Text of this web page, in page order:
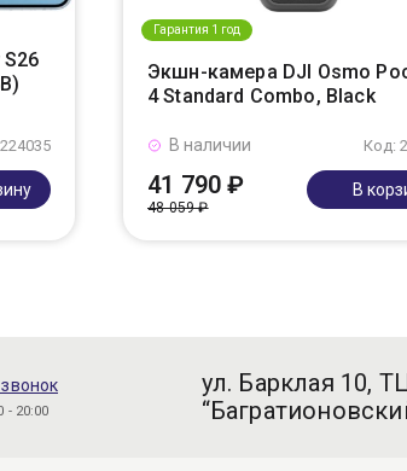
Гарантия 1 год
Экшн-камера DJI Osmo
4 Standard Combo, Black
Код:
В наличии
41 790 ₽
48 059 ₽
В
- 20:00
ул. Барклая 10,